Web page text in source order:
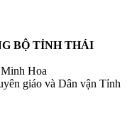
BỘ TỈNH THÁI
Hoa
giáo và Dân vận Tỉnh